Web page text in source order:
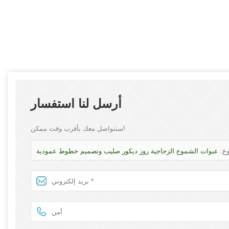
أرسل لنا استفسار
سنتواصل معك بأقرب وقت ممكن!
عبوات الشموع الزجاجية روز ديكور صليب وتصميم خطوط عمودية